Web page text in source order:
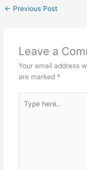
← Previous Post
Leave a
Your email address
are marked *
here..